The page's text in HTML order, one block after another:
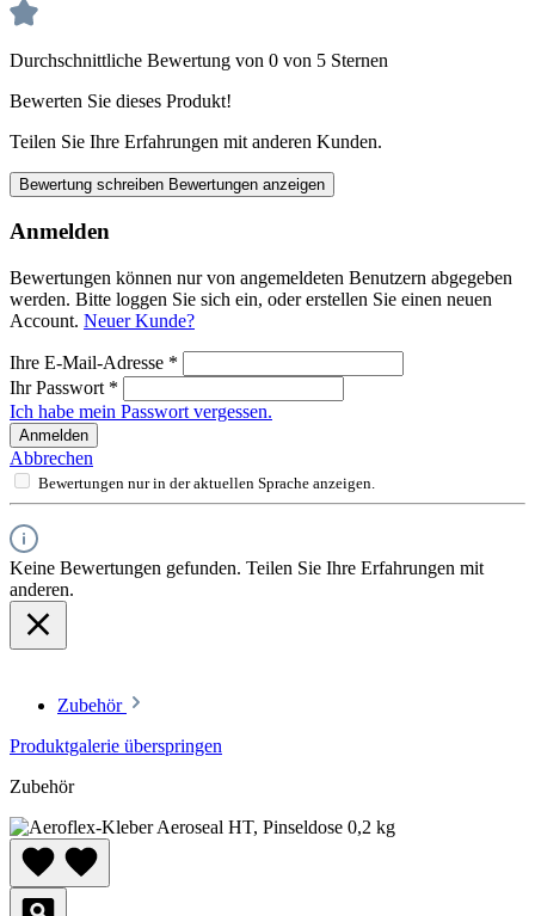
Durchschnittliche Bewertung von 0 von 5 Sternen
Bewerten Sie dieses Produkt!
Teilen Sie Ihre Erfahrungen mit anderen Kunden.
Bewertung schreiben Bewertungen anzeigen
Anmelden
Bewertungen können nur von angemeldeten Benutzern abgegeben
werden. Bitte loggen Sie sich ein, oder erstellen Sie einen neuen
Account. Neuer Kunde?
Ihre E-Mail-Adresse *
Ihr Passwort *
Ich habe mein Passwort vergessen.
Anmelden
Abbrechen
Bewertungen nur in der aktuellen Sprache anzeigen.
Keine Bewertungen gefunden. Teilen Sie Ihre Erfahrungen mit
anderen.
Zubehör
Produktgalerie überspringen
Zubehör